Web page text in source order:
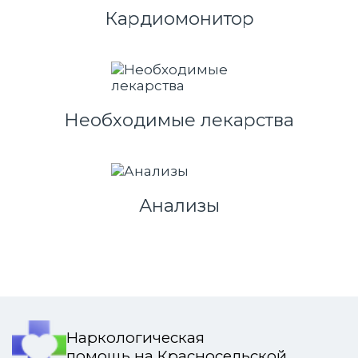
Кардиомонитор
Необходимые лекарства
Анализы
Наркологическая